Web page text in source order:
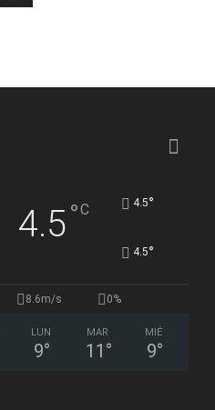
4.5°C 4.5°
4.5°
8.6m/s 0%
LUN
9°
MAR
11 °
MIÉ
9°